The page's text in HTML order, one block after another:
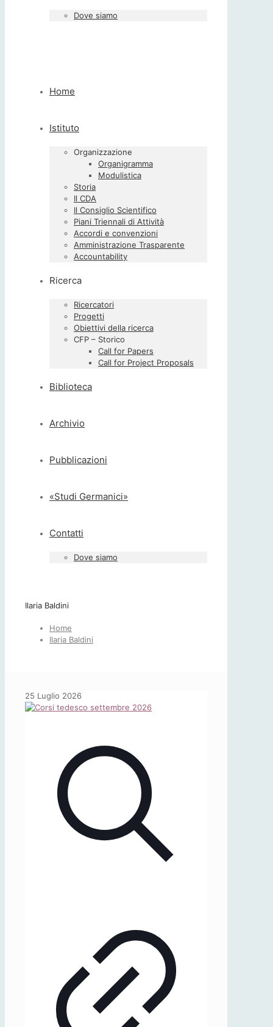
Dove siamo
Home
Istituto
Organizzazione
Organigramma
Modulistica
Storia
Il CDA
Il Consiglio Scientifico
Piani Triennali di Attività
Accordi e convenzioni
Amministrazione Trasparente
Accountability
Ricerca
Ricercatori
Progetti
Obiettivi della ricerca
CFP – Storico
Call for Papers
Call for Project Proposals
Biblioteca
Archivio
Pubblicazioni
«Studi Germanici»
Contatti
Dove siamo
Ilaria Baldini
Home
Ilaria Baldini
25 Luglio 2026